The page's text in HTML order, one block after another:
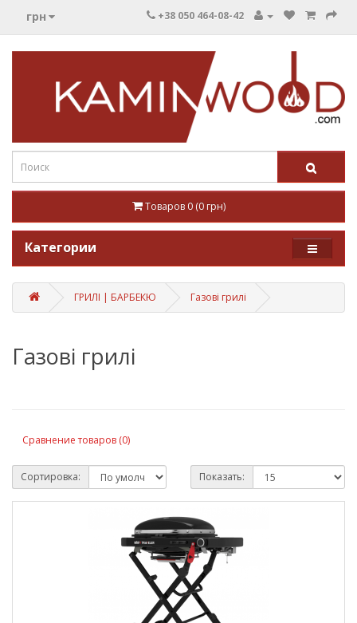
грн +38 050 464-08-42
Товаров 0 (0 грн)
Категории
ГРИЛІ | БАРБЕКЮ Газові грилі
Газові грилі
Сравнение товаров (0)
Сортировка: Показать: